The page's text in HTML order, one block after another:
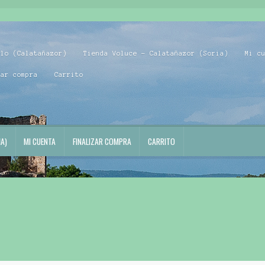
(Calatañazor) Tienda Voluce – Calatañazor (Soria) Mi
compra Carrito
MI CUENTA FINALIZAR COMPRA CARRITO